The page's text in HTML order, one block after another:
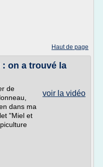
Haut de page
: on a trouvé la
voir la vidéo
de
dans ma
"Miel et